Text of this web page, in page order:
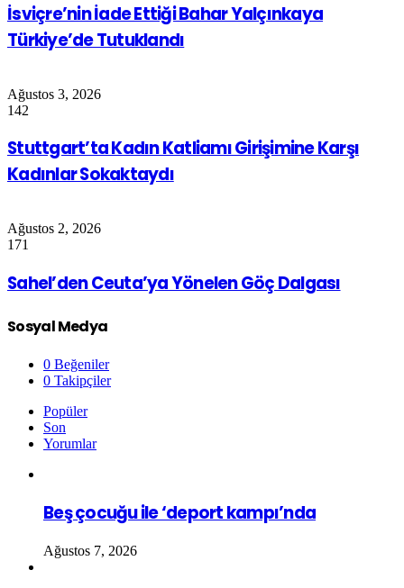
İsviçre’nin İade Ettiği Bahar Yalçınkaya
Türkiye’de Tutuklandı
Ağustos 3, 2026
142
Stuttgart’ta Kadın Katliamı Girişimine Karşı
Kadınlar Sokaktaydı
Ağustos 2, 2026
171
Sahel’den Ceuta’ya Yönelen Göç Dalgası
Sosyal Medya
0 Beğeniler
0 Takipçiler
Popüler
Son
Yorumlar
Beş çocuğu ile ‘deport kampı’nda
Ağustos 7, 2026